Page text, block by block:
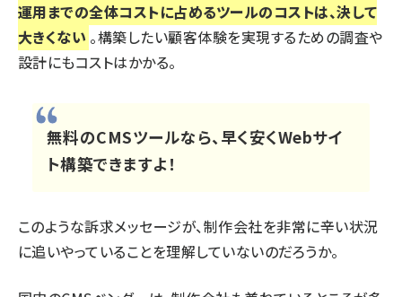
運用までの全体コストに占めるツールのコストは、決して
大きくない 。構築したい顧客体験を実現するための調査や
設計にもコストはかかる。
無料のCMSツールなら、早く安くWebサイ
ト構築できますよ！
このような訴求メッセージが、制作会社を非常に辛い状況
に追いやっていることを理解していないのだろうか。